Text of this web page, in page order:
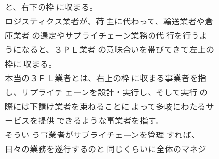
と、右下の枠 に収まる。
ロジスティクス業者が、荷 主に代わって、輸送業者や倉
庫業者 の選定やサプライチェーン業務の代 行を行うよ
うになると、３ＰＬ業者 の意味合いを帯びてきて左上の
枠に 収まる。
本当の３ＰＬ業者とは、右上の枠 に収まる事業者を指
し、サプライチ ェーンを設計・実行し、そして実行 の
際には下請け業者を束ねることに よって多岐にわたるサ
ービスを提供 できるような事業者を指す。
そうい う事業者がサプライチェーンを管理 すれば、
日々の業務を遂行するのと 同じくらいに全体のマネジ